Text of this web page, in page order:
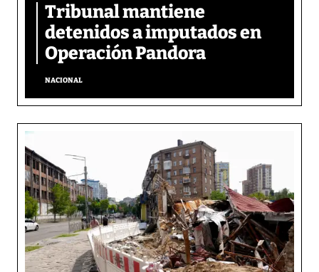
Tribunal mantiene
detenidos a imputados en
Operación Pandora
NACIONAL